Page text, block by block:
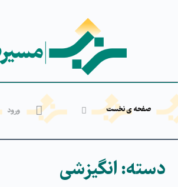
صفحه ی نخست ورود
دسته:انگیزشی